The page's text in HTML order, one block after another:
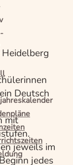
Deutsch
mit
jeweils im
jedes